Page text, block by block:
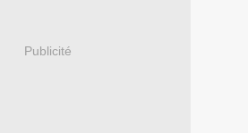
Publicité